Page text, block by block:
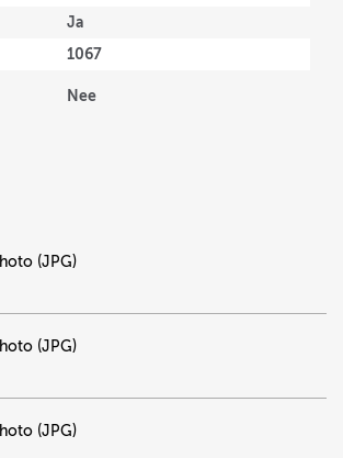
Ja
1067
Nee
(JPG)
(JPG)
(JPG)